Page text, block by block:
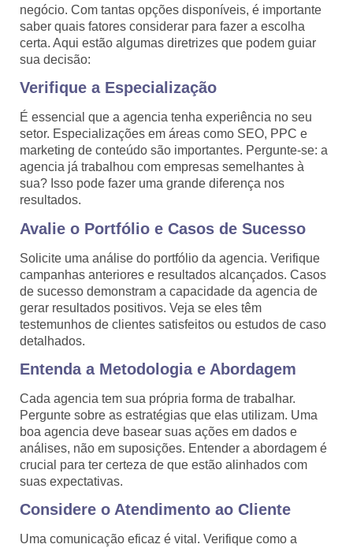
negócio. Com tantas opções disponíveis, é importante
saber quais fatores considerar para fazer a escolha
certa. Aqui estão algumas diretrizes que podem guiar
sua decisão:
Verifique a Especialização
É essencial que a agencia tenha experiência no seu
setor. Especializações em áreas como SEO, PPC e
marketing de conteúdo são importantes. Pergunte-se: a
agencia já trabalhou com empresas semelhantes à
sua? Isso pode fazer uma grande diferença nos
resultados.
Avalie o Portfólio e Casos de Sucesso
Solicite uma análise do portfólio da agencia. Verifique
campanhas anteriores e resultados alcançados. Casos
de sucesso demonstram a capacidade da agencia de
gerar resultados positivos. Veja se eles têm
testemunhos de clientes satisfeitos ou estudos de caso
detalhados.
Entenda a Metodologia e Abordagem
Cada agencia tem sua própria forma de trabalhar.
Pergunte sobre as estratégias que elas utilizam. Uma
boa agencia deve basear suas ações em dados e
análises, não em suposições. Entender a abordagem é
crucial para ter certeza de que estão alinhados com
suas expectativas.
Considere o Atendimento ao Cliente
Uma comunicação eficaz é vital. Verifique como a